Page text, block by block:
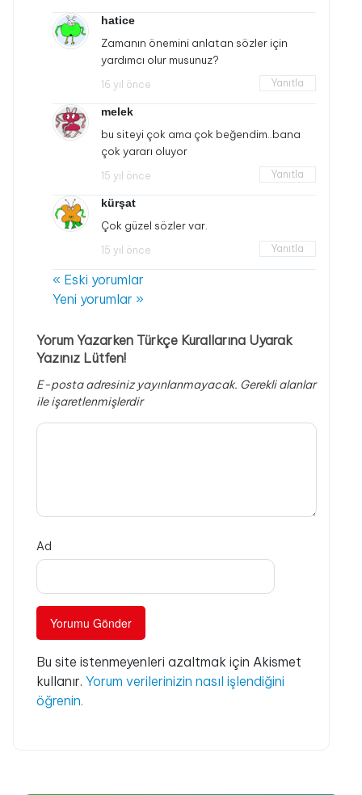
hatice
Zamanın önemini anlatan sözler için
yardımcı olur musunuz?
16 yıl önce Yanıtla
melek
bu siteyi çok ama çok beğendim..bana
çok yararı oluyor
15 yıl önce Yanıtla
kürşat
Çok güzel sözler var.
15 yıl önce Yanıtla
« Eski yorumlar
Yeni yorumlar »
Yorum Yazarken Türkçe Kurallarına Uyarak
Yazınız Lütfen!
E-posta adresiniz yayınlanmayacak. Gerekli alanlar
ile işaretlenmişlerdir
Ad
Bu site istenmeyenleri azaltmak için Akismet
kullanır. Yorum verilerinizin nasıl işlendiğini
öğrenin.